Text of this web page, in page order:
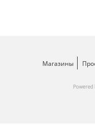
Магазины